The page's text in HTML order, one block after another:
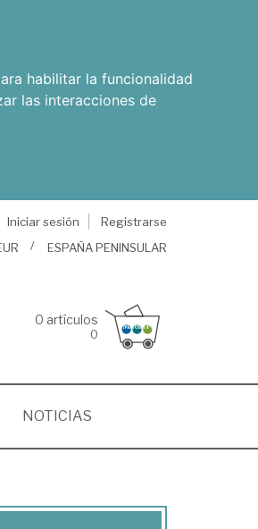
habilitar la funcionalidad
las interacciones de
Iniciar sesión
Registrarse
ESPAÑA PENINSULAR
0 artículos
0
NOTICIAS